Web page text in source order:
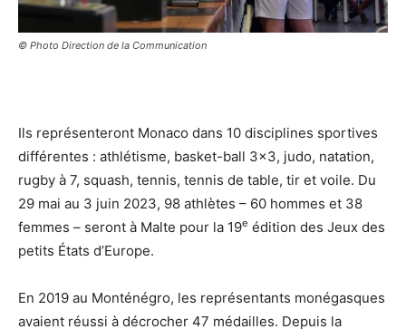
© Photo Direction de la Communication
Ils représenteront Monaco dans 10 disciplines sportives
différentes : athlétisme, basket-ball 3×3, judo, natation,
rugby à 7, squash, tennis, tennis de table, tir et voile. Du
29 mai au 3 juin 2023, 98 athlètes – 60 hommes et 38
femmes – seront à Malte pour la 19e édition des Jeux des
petits États d’Europe.
En 2019 au Monténégro, les représentants monégasques
avaient réussi à décrocher 47 médailles. Depuis la